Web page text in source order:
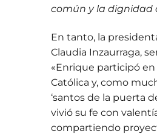
común y la dignidad
En tanto, la
Claudia Inzaurraga,
«Enrique participó en
Católica y, como
‘santos de la puerta
vivió su fe con
compartiendo